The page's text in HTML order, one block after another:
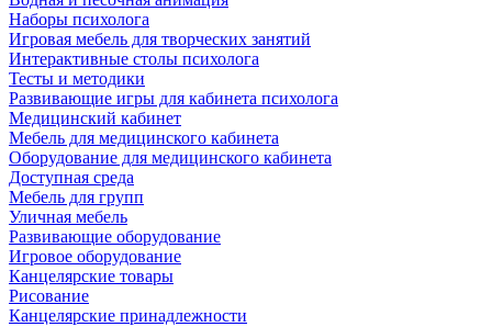
Наборы психолога
Игровая мебель для творческих занятий
Интерактивные столы психолога
Тесты и методики
Развивающие игры для кабинета психолога
Медицинский кабинет
Мебель для медицинского кабинета
Оборудование для медицинского кабинета
Доступная среда
Мебель для групп
Уличная мебель
Развивающие оборудование
Игровое оборудование
Канцелярские товары
Рисование
Канцелярские принадлежности